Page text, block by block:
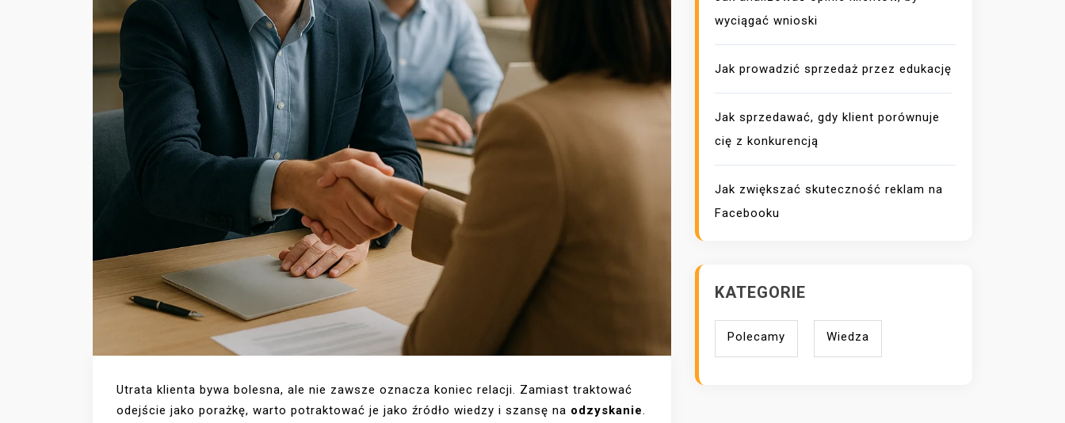
Utrata klienta bywa bolesna, ale nie zawsze oznacza koniec relacji. Zamiast traktować
odejście jako porażkę, warto potraktować je jako źródło wiedzy i szansę na odzyskanie.
wyciągać wnioski
Jak prowadzić sprzedaż przez edukację
Jak sprzedawać, gdy klient porównuje
cię z konkurencją
Jak zwiększać skuteczność reklam na
Facebooku
KATEGORIE
Polecamy Wiedza